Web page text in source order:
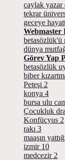
caylak yazar
tekrar
geceye
Webmaster
betasözlük'ü
dünya
Görev Yap
betasözlük
biber
Peteşi 2
konya 4
bursa ulu
Çocukluk
Konfüçyus 2
rakı 3
maaşın
izmir 10
medcezir 2